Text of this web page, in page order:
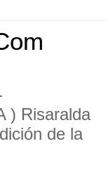
) Risaralda
de la